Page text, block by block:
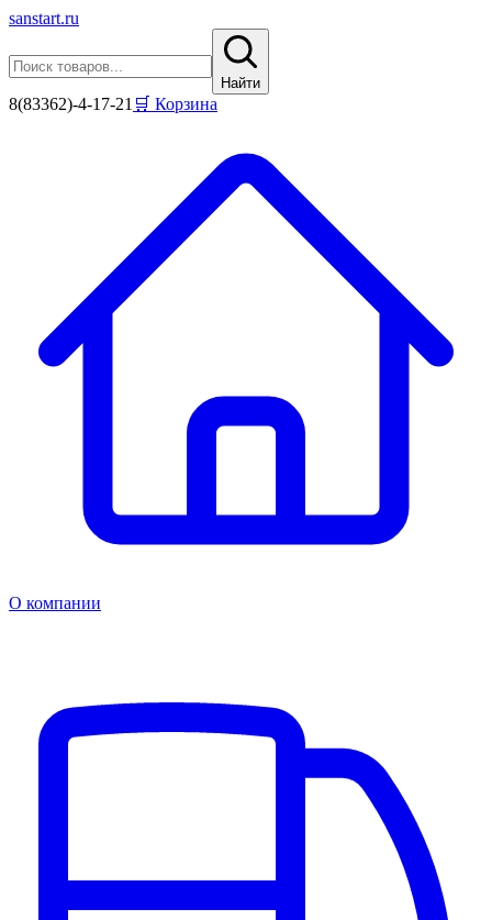
sanstart.ru
Найти
8(83362)-4-17-21 🛒 Корзина
О компании